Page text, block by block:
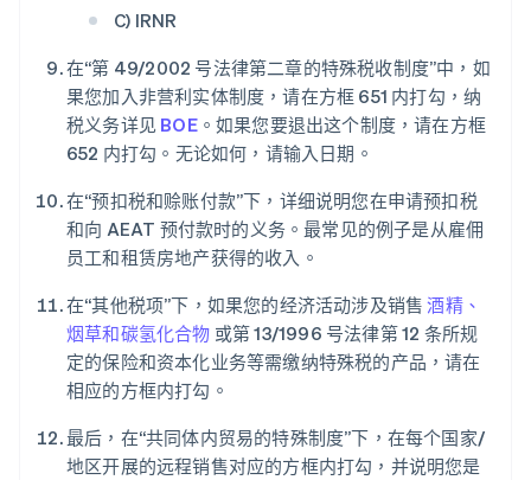
C) IRNR
在“第 49/2002 号法律第二章的特殊税收制度”中，如
果您加入非营利实体制度，请在方框 651 内打勾，纳
税义务详见 BOE。如果您要退出这个制度，请在方框
652 内打勾。无论如何，请输入日期。
在“预扣税和赊账付款”下，详细说明您在申请预扣税
和向 AEAT 预付款时的义务。最常见的例子是从雇佣
员工和租赁房地产获得的收入。
在“其他税项”下，如果您的经济活动涉及销售酒精、
烟草和碳氢化合物 或第 13/1996 号法律第 12 条所规
定的保险和资本化业务等需缴纳特殊税的产品，请在
相应的方框内打勾。
最后，在“共同体内贸易的特殊制度”下，在每个国家/
地区开展的远程销售对应的方框内打勾，并说明您是
阿联酋
爱尔兰
English